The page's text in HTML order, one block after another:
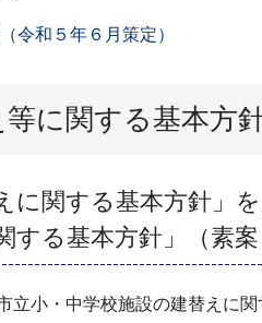
令和５年６月策定）
に関する基本方
関する基本方針」
する基本方針」（素
小・中学校施設の建替えに